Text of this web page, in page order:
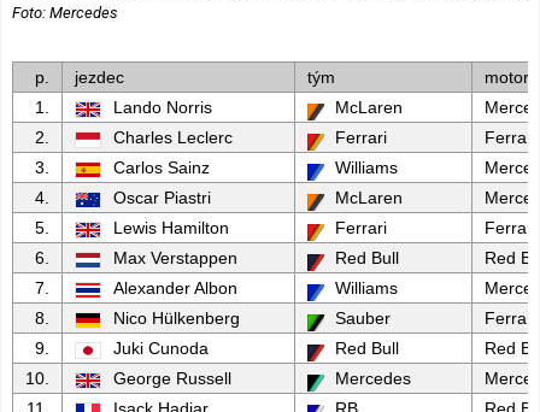
Foto: Mercedes
p. jezdec tým
motor
1.
Lando Norris McLaren
2.
Charles Leclerc Ferrari
Ferrari
3.
Carlos Sainz Williams
4.
Oscar Piastri McLaren
5.
Lewis Hamilton Ferrari
Ferrari
6.
Max Verstappen Red Bull
Red
7.
Alexander Albon Williams
8.
Nico Hülkenberg Sauber
Ferrari
9.
Juki Cunoda Red Bull
Red
10.
George Russell Mercedes